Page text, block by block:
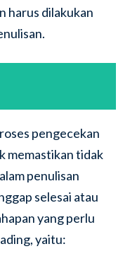
harus dilakukan
pengecekan
memastikan tidak
penulisan
selesai atau
yang perlu
yaitu: